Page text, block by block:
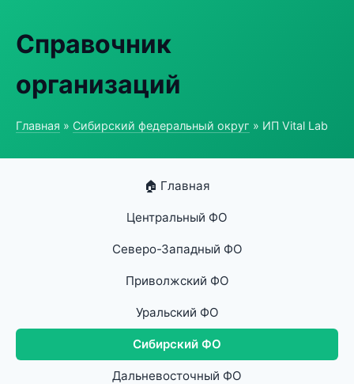
Справочник
организаций
Главная » Сибирский федеральный округ » ИП Vital Lab
🏠 Главная
Центральный ФО
Северо-Западный ФО
Приволжский ФО
Уральский ФО
Сибирский ФО
Дальневосточный ФО